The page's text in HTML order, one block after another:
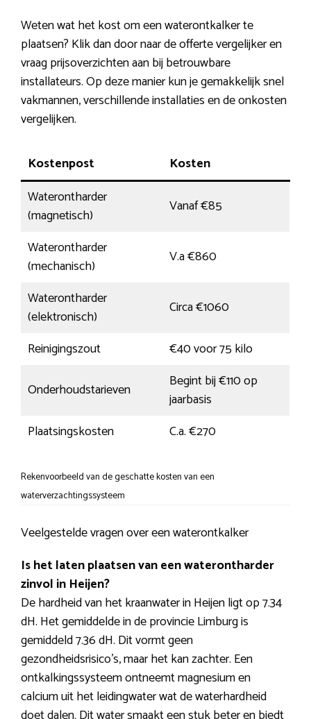
Weten wat het kost om een waterontkalker te
plaatsen? Klik dan door naar de offerte vergelijker en
vraag prijsoverzichten aan bij betrouwbare
installateurs. Op deze manier kun je gemakkelijk snel
vakmannen, verschillende installaties en de onkosten
vergelijken.
Kostenpost
Kosten
Waterontharder
(magnetisch)
Vanaf €85
Waterontharder
(mechanisch)
V.a €860
Waterontharder
(elektronisch)
Circa €1060
Reinigingszout
€40 voor 75 kilo
Onderhoudstarieven
Begint bij €110 op
jaarbasis
Plaatsingskosten
C.a. €270
Rekenvoorbeeld van de geschatte kosten van een
waterverzachtingssysteem
Veelgestelde vragen over een waterontkalker
Is het laten plaatsen van een waterontharder
zinvol in Heijen?
De hardheid van het kraanwater in Heijen ligt op 7.34
dH. Het gemiddelde in de provincie Limburg is
gemiddeld 7.36 dH. Dit vormt geen
gezondheidsrisico’s, maar het kan zachter. Een
ontkalkingssysteem ontneemt magnesium en
calcium uit het leidingwater wat de waterhardheid